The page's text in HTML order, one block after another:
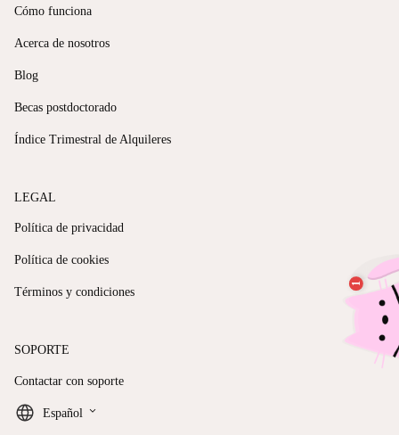
Cómo funciona
Acerca de nosotros
Blog
Becas postdoctorado
Índice Trimestral de Alquileres
LEGAL
Política de privacidad
Política de cookies
Términos y condiciones
SOPORTE
Contactar con soporte
Español keyboard_arrow_down